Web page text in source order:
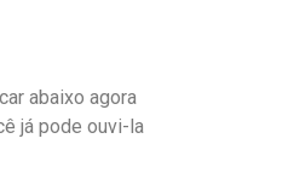
abaixo agora
já pode ouvi-la